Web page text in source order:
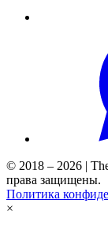
© 2018 – 2026 |
права защищены.
Политика
×